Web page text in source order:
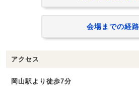
会場までの経路
アクセス
岡山駅より徒歩7分